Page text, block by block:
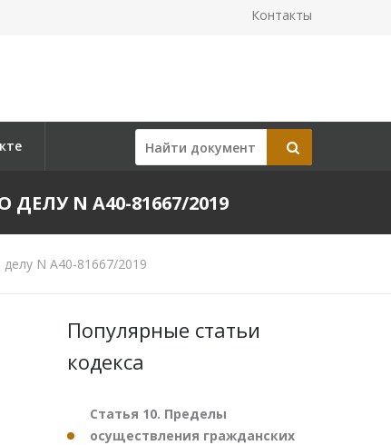
Контакты
N А40-81667/2019
N А40-81667/2019
Популярные статьи
кодекса
Статья 10. Пределы
осуществления гражданских